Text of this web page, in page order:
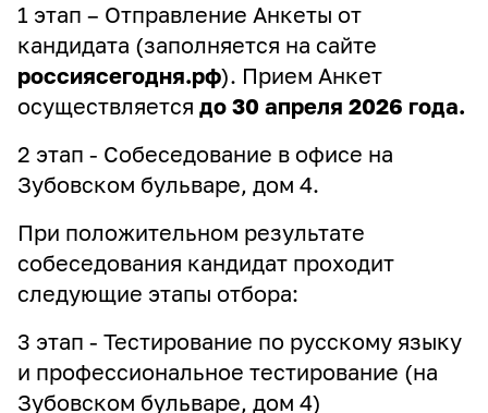
1 этап – Отправление Анкеты от
кандидата (заполняется на сайте
россиясегодня.рф). Прием Анкет
осуществляется до 30 апреля 2026 года.
2 этап - Собеседование в офисе на
Зубовском бульваре, дом 4.
При положительном результате
собеседования кандидат проходит
следующие этапы отбора:
3 этап - Тестирование по русскому языку
и профессиональное тестирование (на
Зубовском бульваре, дом 4)